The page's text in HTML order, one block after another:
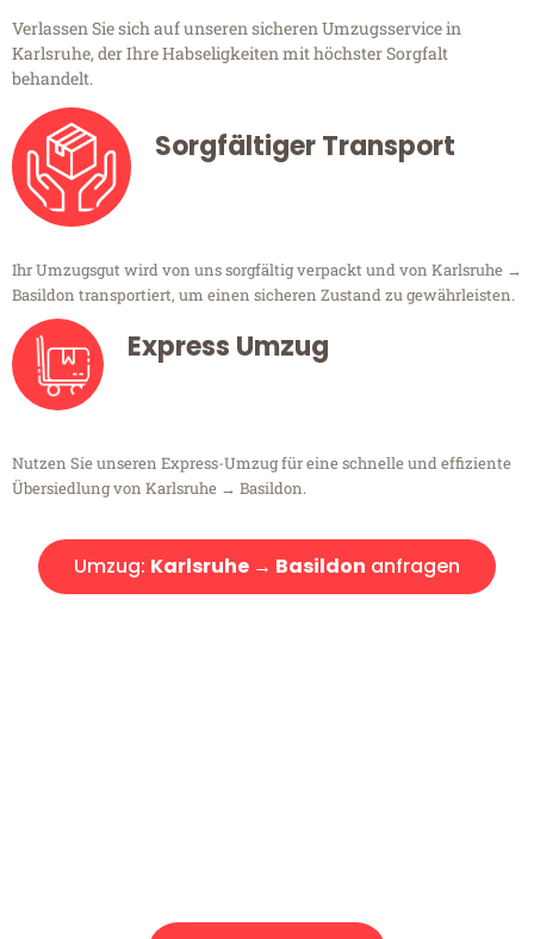
Verlassen Sie sich auf unseren sicheren Umzugsservice in
Karlsruhe, der Ihre Habseligkeiten mit höchster Sorgfalt
behandelt.
Sorgfältiger Transport
Ihr Umzugsgut wird von uns sorgfältig verpackt und von Karlsruhe →
Basildon transportiert, um einen sicheren Zustand zu gewährleisten.
Express Umzug
Nutzen Sie unseren Express-Umzug für eine schnelle und effiziente
Übersiedlung von Karlsruhe → Basildon.
Umzug: Karlsruhe → Basildon anfragen